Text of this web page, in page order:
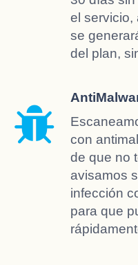
el servicio,
se
del plan,
con
de que no
avisamos
infección
para que